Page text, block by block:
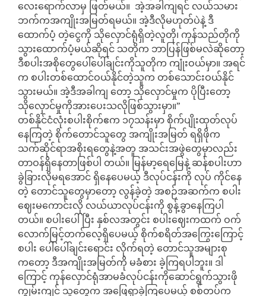
လေးရောက်လာမှ ဖြတ်မယ်။ အဲ့အခါကျရင် လယ်သမား
ဘက်ကအကျိုးအမြတ်ရမယ်။ အဲ့ဒီလိုမဟုတ်ပဲနဲ့ ဒီ
ထောက်ပံ့ တဲ့ငွေကို သိုလှောင်ရုံရှိတဲ့လူတို၊ ကုန်သည်တိုကို
သွားထောက်ပံ့မယ်ဆိုရင် သတိုက ဘာပြန်ဖြစ်မလဲဆိုတော့
ဒီစပါးအစိုတွေပေါ်ပေါ်ချင်းကိုသူတိုက ကျုံးဝယ်မှာ။ အရင်
က စပါးတစ်ထောင်ဝယ်နိုင်တဲ့သူက တစ်သောင်းဝယ်နိုင်
သွားမယ်။ အဲ့ဒီအခါကျ တော့ သိုလှောင်မှုက ပိုပြီးတော့
သိုလှောင်မှုကိုအားပေးသလိုဖြစ်သွားမှာ။”
တစ်နိုင်ငံလုံးစပါးစိုက်ဧက ၁၇သန်းမှာ စိုက်ပျိုးထုတ်လုပ်
နေကြတဲ့ စိုက်တောင်သူတွေ အကျိုးအမြတ် ရရှိဖိုက
သက်ဆိုင်ရာအစိုးရတွေနဲ့အတူ အသင်းအဖွဲတွေမှာလည်း
တာဝန်ရှိနေတာဖြစ်ပါ တယ်။ မြန်မာ့ရေမြေနဲ့ ဆန်စပါးဟာ
ခွဲခြားလိုမရအောင် ရှိနေပေမယ့် ဒီလုပ်ငန်းကို လုပ် ကိုင်နေ
တဲ့ တောင်သူတွေမှာတော့ လွန်ခဲ့တဲ့ အစဉ်အဆက်က စပါး
ဈေးမကောင်းလို လယ်ယာလုပ်ငန်းကို စွန့်ခွာနေကြပါ
တယ်။ စပါးပေါ်ပြီး နှစ်လအတွင်း စပါးဈေးကထက် ဝက်
လောက်မြင့်တက်လေ့ရှိပေမယ့် စိုက်စရိတ်အကြွေးကြောင့်
စပါး ပေါ်ပေါ်ချင်းရောင်း လိုက်ရတဲ့ တောင်သူအများစု
ကတော့ ဒီအကျိုးအမြတ်ကို မခံစား ခဲ့ကြရပါဘူး။ ဒါ
ကြောင့် ကုန်လှောင်ရုံအာမခံလုပ်ငန်းကိုဆောင်ရွက်သွားဖို
ကျွမ်းကျင် သူတွေက အဖြေရှာခဲ့ကြပေမယ့် စစ်တပ်က